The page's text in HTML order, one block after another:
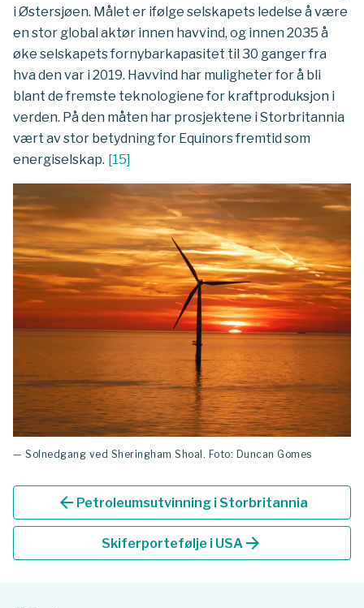
i Østersjøen. Målet er ifølge selskapets ledelse å være
en stor global aktør innen havvind, og innen 2035 å
øke selskapets fornybarkapasitet til 30 ganger fra
hva den var i 2019. Havvind har muligheter for å bli
blant de fremste teknologiene for kraftproduksjon i
verden. På den måten har prosjektene i Storbritannia
vært av stor betydning for Equinors fremtid som
energiselskap. [15]
— Solnedgang ved Sheringham Shoal. Foto: Duncan Gomes
arrow_back Petroleumsutvinning i Storbritannia
Skiferportefølje i USA arrow_forward